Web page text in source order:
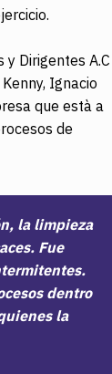
Dirigentes A.C
Ignacio
que està a
de
la limpieza
Fue
dentro
la